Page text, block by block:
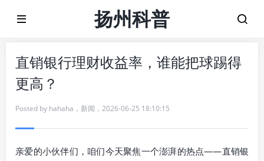
扬州科普
直销银行理财收益率，谁能把球踢得
更高？
Posted by hahaha ， 新闻 ， 2026-06-25 18:10:15
亲爱的小伙伴们，咱们今天聚焦一个澎湃的热点——直销银